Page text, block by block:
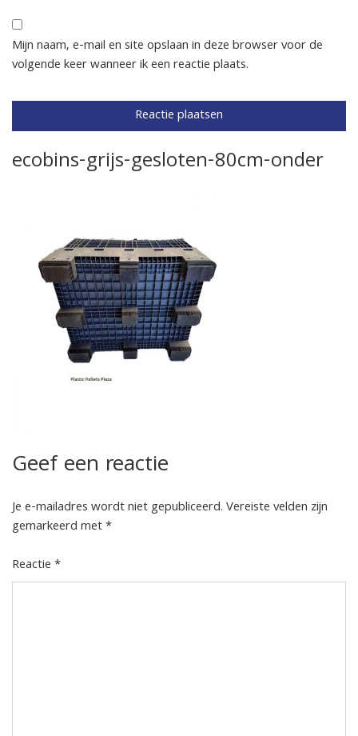
Mijn naam, e-mail en site opslaan in deze browser voor de
volgende keer wanneer ik een reactie plaats.
ecobins-grijs-gesloten-80cm-onder
Geef een reactie
Je e-mailadres wordt niet gepubliceerd.Vereiste velden zijn
gemarkeerd met*
Reactie*